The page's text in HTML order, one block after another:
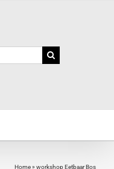
Home» workshop Eetbaar Bos